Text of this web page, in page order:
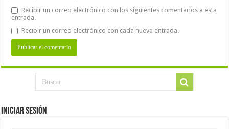
Recibir un correo electrónico con los siguientes comentarios a esta
entrada.
Recibir un correo electrónico con cada nueva entrada.
Iniciar Sesión